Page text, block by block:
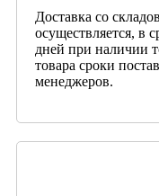
Доставка со
осуществляется, в
дней при наличии
товара сроки
менеджеров.